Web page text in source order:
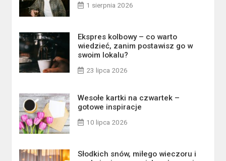
1 sierpnia 2026
Ekspres kolbowy – co warto
wiedzieć, zanim postawisz go w
swoim lokalu?
23 lipca 2026
Wesołe kartki na czwartek –
gotowe inspiracje
10 lipca 2026
Słodkich snów, miłego wieczoru i